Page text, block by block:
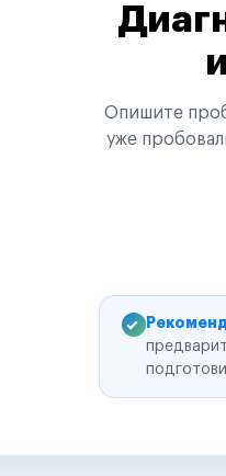
Опишите
уже